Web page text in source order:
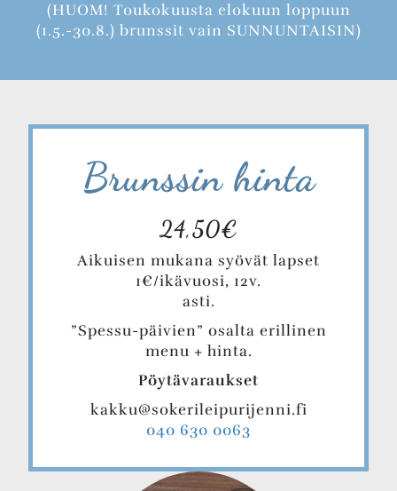
(HUOM! Toukokuusta elokuun loppuun
(1.5.-30.8.) brunssit vain SUNNUNTAISIN)
Brunssin hinta
24,50€
Aikuisen mukana syövät lapset
1€/ikävuosi, 12v.
asti.
”Spessu-päivien” osalta erillinen
menu + hinta.
Pöytävaraukset
kakku@sokerileipurijenni.fi
040 630 0063